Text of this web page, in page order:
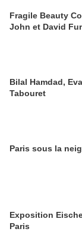
Fragile Beauty
John et David
Bilal Hamdad,
Tabouret
Paris sous la
Exposition
Paris